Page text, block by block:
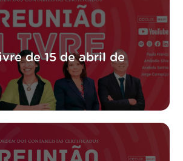
de 15 de abril de